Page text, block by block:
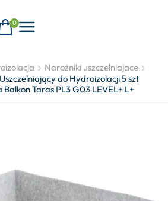
0
Narożniki uszczelniajace
do Hydroizolacji 5 szt
Taras PL3 G03 LEVEL+ L+